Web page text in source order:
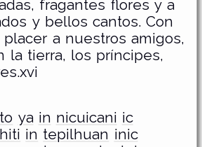
fragantes flores y a
y bellos cantos. Con
a nuestros amigos,
la tierra, los príncipes,
ya in nicuicani ic
in tepilhuan inic